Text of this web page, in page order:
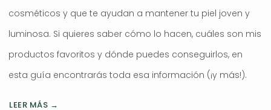
cosméticos y que te ayudan a mantener tu piel joven y
luminosa. Si quieres saber cómo lo hacen, cuáles son mis
productos favoritos y dónde puedes conseguirlos, en
esta guía encontrarás toda esa información (¡y más!).
LEER MÁS →